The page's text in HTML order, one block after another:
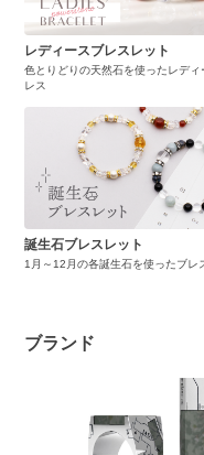
レディースブレスレット
色とりどりの天然石を使ったレディ
レス
誕生石ブレスレット
1月～12月の各誕生石を使ったブレ
ブランド